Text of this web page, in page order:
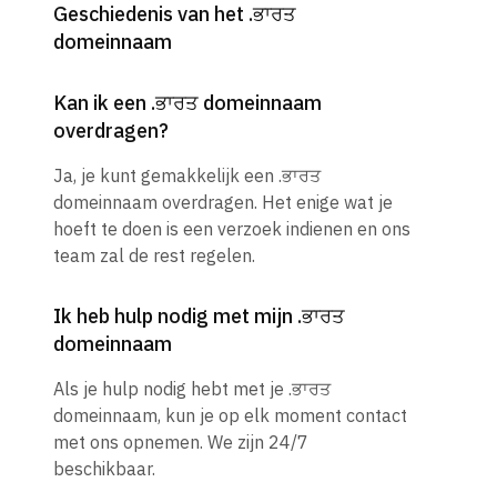
Geschiedenis van het .ਭਾਰਤ
domeinnaam
Kan ik een .ਭਾਰਤ domeinnaam
overdragen?
Ja, je kunt gemakkelijk een .ਭਾਰਤ
domeinnaam overdragen. Het enige wat je
hoeft te doen is een verzoek indienen en ons
team zal de rest regelen.
Ik heb hulp nodig met mijn .ਭਾਰਤ
domeinnaam
Als je hulp nodig hebt met je .ਭਾਰਤ
domeinnaam, kun je op elk moment contact
met ons opnemen. We zijn 24/7
beschikbaar.